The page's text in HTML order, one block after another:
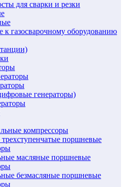
для сварки и резки
газосварочному оборудованию
генераторы)
компрессоры
поршневые
масляные поршневые
безмасляные поршневые